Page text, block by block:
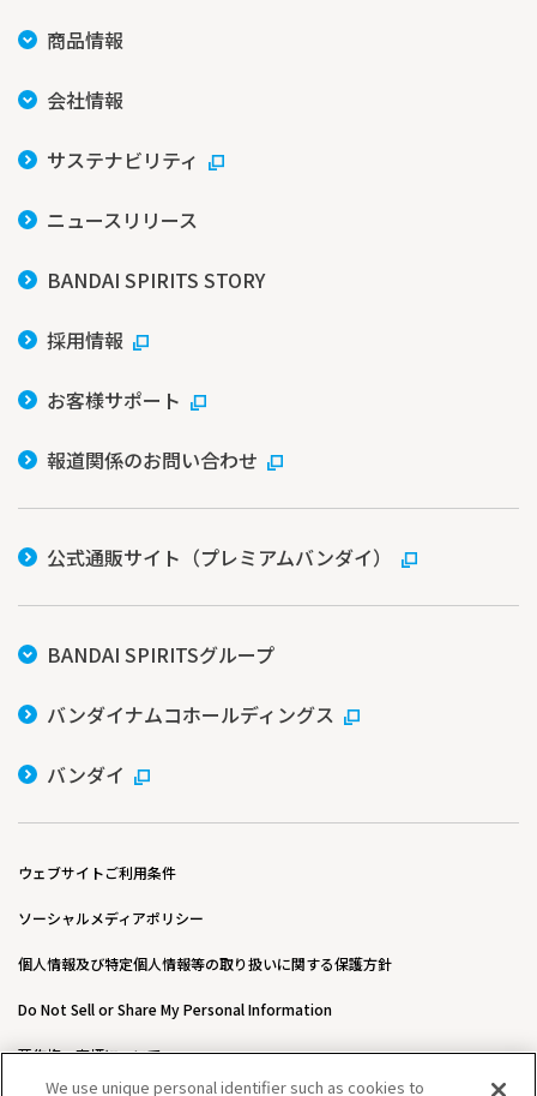
商品情報
会社情報
サステナビリティ
ニュースリリース
BANDAI SPIRITS STORY
採用情報
お客様サポート
報道関係のお問い合わせ
公式通販サイト（プレミアムバンダイ）
BANDAI SPIRITSグループ
バンダイナムコホールディングス
バンダイ
ウェブサイトご利用条件
ソーシャルメディアポリシー
個人情報及び特定個人情報等の取り扱いに関する保護方針
Do Not Sell or Share My Personal Information
著作権・商標について
We use unique personal identifier such as cookies to